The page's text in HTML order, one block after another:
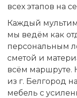
всех этапов на
Каждый
мы ведём как
персональным
сметой и
всём маршруте.
из г. Белгород
мебель с